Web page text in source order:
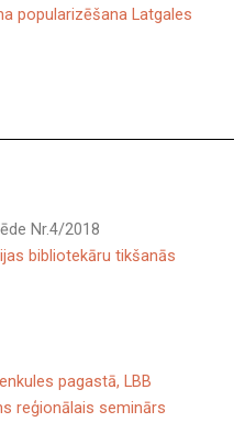
popularizēšana Latgales
Nr.4/2018
bibliotekāru tikšanās
pagastā, LBB
reģionālais seminārs